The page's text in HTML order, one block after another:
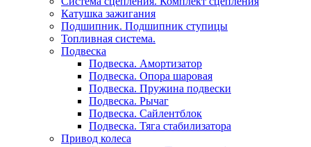
Катушка зажигания
Подшипник. Подшипник ступицы
Топливная система.
Подвеска
Подвеска. Амортизатор
Подвеска. Опора шаровая
Подвеска. Пружина подвески
Подвеска. Рычаг
Подвеска. Сайлентблок
Подвеска. Тяга стабилизатора
Привод колеса